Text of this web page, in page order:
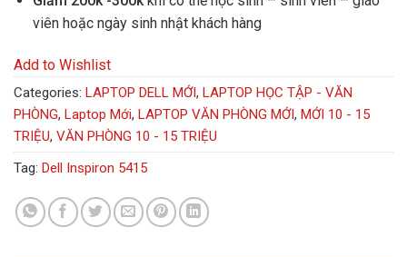
viên hoặc ngày sinh nhật khách hàng
Add to Wishlist
Categories: LAPTOP DELL MỚI, LAPTOP HỌC TẬP - VĂN
PHÒNG, Laptop Mới, LAPTOP VĂN PHÒNG MỚI, MỚI 10 - 15
TRIỆU, VĂN PHÒNG 10 - 15 TRIỆU
Tag: Dell Inspiron 5415